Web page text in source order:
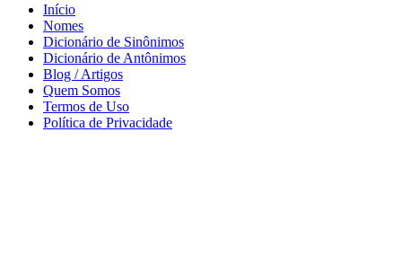
Início
Nomes
Dicionário de Sinônimos
Dicionário de Antônimos
Blog / Artigos
Quem Somos
Termos de Uso
Política de Privacidade